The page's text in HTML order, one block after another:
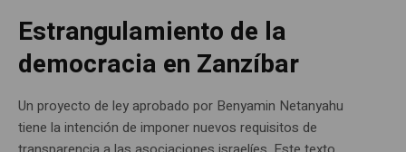
Estrangulamiento de la
democracia en Zanzíbar
Un proyecto de ley aprobado por Benyamin Netanyahu
tiene la intención de imponer nuevos requisitos de